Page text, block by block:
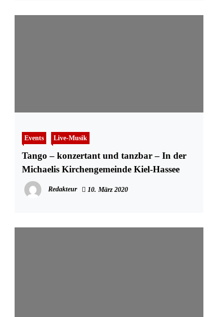
Events Live-Musik
Tango – konzertant und tanzbar – In der
Michaelis Kirchengemeinde Kiel-Hassee
Redakteur 10. März 2020